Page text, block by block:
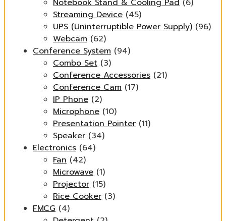
Notebook Stand & Cooling Pad (6)
Streaming Device (45)
UPS (Uninterruptible Power Supply) (96)
Webcam (62)
Conference System (94)
Combo Set (3)
Conference Accessories (21)
Conference Cam (17)
IP Phone (2)
Microphone (10)
Presentation Pointer (11)
Speaker (34)
Electronics (64)
Fan (42)
Microwave (1)
Projector (15)
Rice Cooker (3)
FMCG (4)